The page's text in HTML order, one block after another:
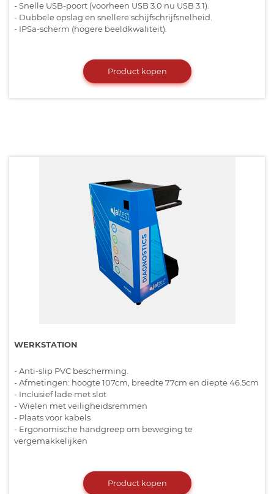
- Snelle USB-poort (voorheen USB 3.0 nu USB 3.1).
- Dubbele opslag en snellere schijfschrijfsnelheid.
- IPSa-scherm (hogere beeldkwaliteit).
Product kopen
WERKSTATION
- Anti-slip PVC bescherming.
- Afmetingen: hoogte 107cm, breedte 77cm en diepte 46.5cm
- Inclusief lade met slot
- Wielen met veiligheidsremmen
- Plaats voor kabels
- Ergonomische handgreep om beweging te
vergemakkelijken
Product kopen